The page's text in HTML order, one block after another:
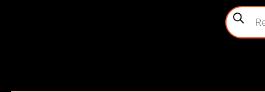
Recherche
de